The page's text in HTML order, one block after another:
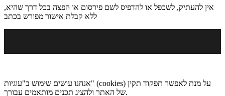
אין להעתיק, לשכפל או להדפיס לשם פירסום או הפצה בכל דרך שהיא,
ללא קבלת אישור מפורש בכתב
אנחנו עושים שימוש ב"עוגיות" (cookies) על מנת לאפשר תפקוד תקין
של האתר ולהציג תכנים מותאמים עבורך.